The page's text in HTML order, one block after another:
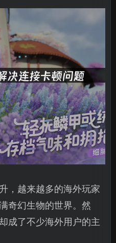
，越来越多的海外玩家
奇幻生物的世界。然
成了不少海外用户的主